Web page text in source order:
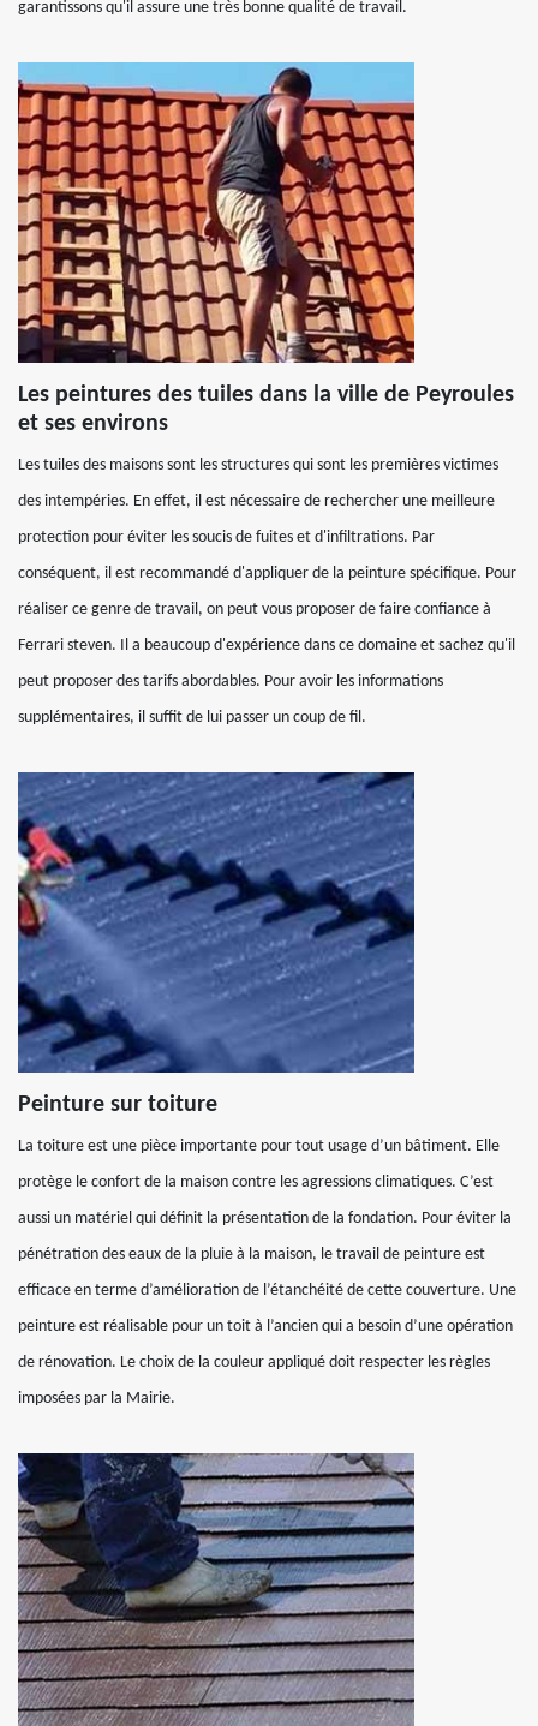
garantissons qu'il assure une très bonne qualité de travail.
Les peintures des tuiles dans la ville de Peyroules
et ses environs
Les tuiles des maisons sont les structures qui sont les premières victimes
des intempéries. En effet, il est nécessaire de rechercher une meilleure
protection pour éviter les soucis de fuites et d'infiltrations. Par
conséquent, il est recommandé d'appliquer de la peinture spécifique. Pour
réaliser ce genre de travail, on peut vous proposer de faire confiance à
Ferrari steven. Il a beaucoup d'expérience dans ce domaine et sachez qu'il
peut proposer des tarifs abordables. Pour avoir les informations
supplémentaires, il suffit de lui passer un coup de fil.
Peinture sur toiture
La toiture est une pièce importante pour tout usage d’un bâtiment. Elle
protège le confort de la maison contre les agressions climatiques. C’est
aussi un matériel qui définit la présentation de la fondation. Pour éviter la
pénétration des eaux de la pluie à la maison, le travail de peinture est
efficace en terme d’amélioration de l’étanchéité de cette couverture. Une
peinture est réalisable pour un toit à l’ancien qui a besoin d’une opération
de rénovation. Le choix de la couleur appliqué doit respecter les règles
imposées par la Mairie.